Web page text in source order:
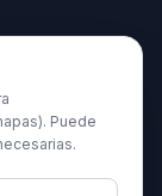
Puede